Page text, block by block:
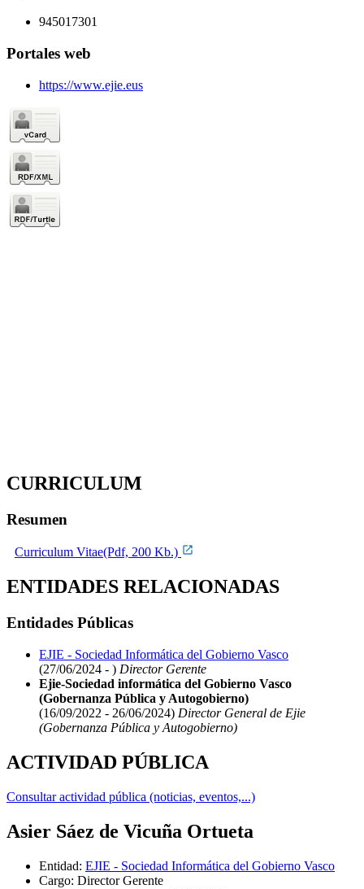
945017301
Portales web
https://www.ejie.eus
CURRICULUM
Resumen
Curriculum Vitae(Pdf, 200 Kb.)
ENTIDADES RELACIONADAS
Entidades Públicas
EJIE - Sociedad Informática del Gobierno Vasco
(27/06/2024 - ) Director Gerente
Ejie-Sociedad informática del Gobierno Vasco
(Gobernanza Pública y Autogobierno)
(16/09/2022 - 26/06/2024) Director General de Ejie
(Gobernanza Pública y Autogobierno)
ACTIVIDAD PÚBLICA
Consultar actividad pública (noticias, eventos,...)
Asier Sáez de Vicuña Ortueta
Entidad: EJIE - Sociedad Informática del Gobierno Vasco
Cargo: Director Gerente